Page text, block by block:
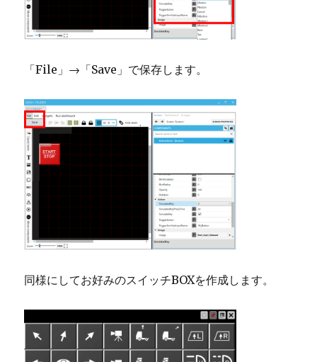
「File」→「Save」で保存します。
同様にしてお好みのスイッチBOXを作成します。